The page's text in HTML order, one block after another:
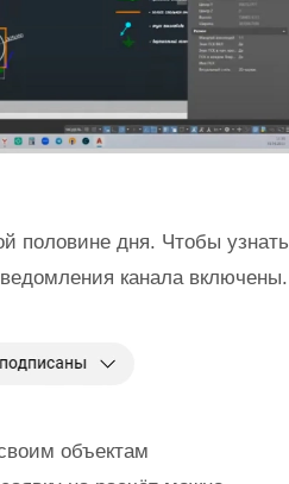
половине дня. Чтобы узнать
канала включены.
объектам